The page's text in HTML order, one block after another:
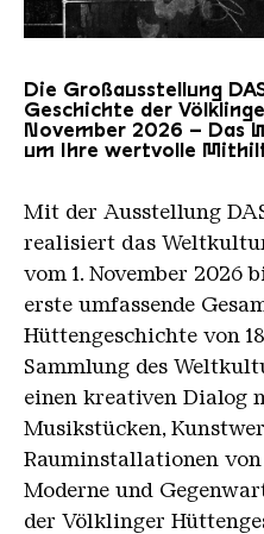
Dieter Walter Kreide
Copyright: Dieter
Die Großausstellung
Geschichte der
November 2026 – Das
um Ihre wertvolle
Mit der Ausstellung
realisiert das
vom 1. November 2026
erste umfassende
Hüttengeschichte von
Sammlung des
einen kreativen Dialog
Musikstücken,
Rauminstallationen
Moderne und
der Völklinger